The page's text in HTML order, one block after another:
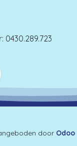
0430.289.723
door Odoo